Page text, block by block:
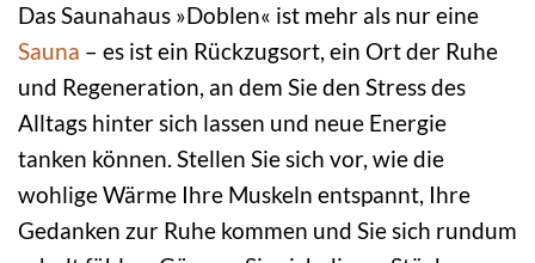
Das Saunahaus »Doblen« ist mehr als nur eine
Sauna – es ist ein Rückzugsort, ein Ort der Ruhe
und Regeneration, an dem Sie den Stress des
Alltags hinter sich lassen und neue Energie
tanken können. Stellen Sie sich vor, wie die
wohlige Wärme Ihre Muskeln entspannt, Ihre
Gedanken zur Ruhe kommen und Sie sich rundum